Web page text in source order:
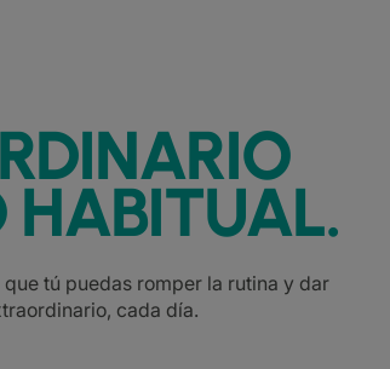
HABITUAL.
tú puedas romper la rutina y dar
cada día.